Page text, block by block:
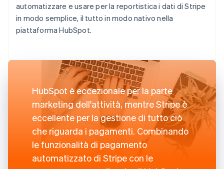
automatizzare e usare per la reportistica i dati di Stripe
in modo semplice, il tutto in modo nativo nella
piattaforma HubSpot.
HubSpot è eccezionale per la parte
marketing dell'attività, mentre Stripe è
eccellente per la gestione di tutto ciò
che riguarda i pagamenti. Combinando
le funzionalità di pagamento
automatizzato di Stripe con le